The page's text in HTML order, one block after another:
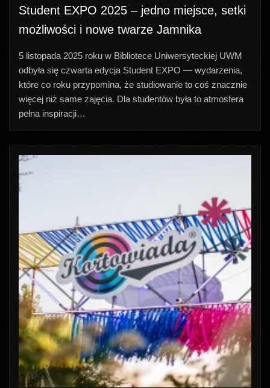
Student EXPO 2025 – jedno miejsce, setki
możliwości i nowe twarze Jamnika
5 listopada 2025 roku w Bibliotece Uniwersyteckiej UWM
odbyła się czwarta edycja Student EXPO — wydarzenia,
które co roku przypomina, że studiowanie to coś znacznie
więcej niż same zajęcia. Dla studentów była to atmosfera
pełna inspiracji…